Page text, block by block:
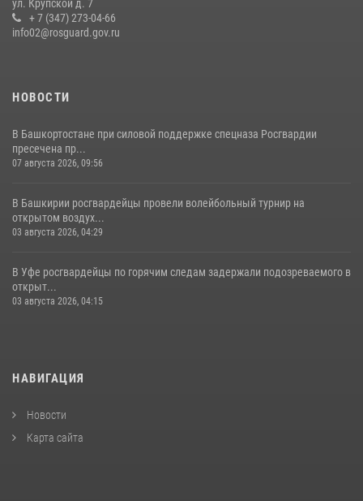
Росгвардейцы Башкортостана обеспечили правопорядок и
выступили на празднике в честь Дня ВДВ
ул. Крупской д. 7
+ 7 (347) 273-04-66
info02@rosguard.gov.ru
НОВОСТИ
В Башкортостане при силовой поддержке спецназа Росгвардии
пресечена пр...
07 августа 2026, 09:56
В Башкирии росгвардейцы провели волейбольный турнир на
открытом воздух...
03 августа 2026, 04:29
В Уфе росгвардейцы по горячим следам задержали подозреваемого в
открыт...
03 августа 2026, 04:15
НАВИГАЦИЯ
Новости
Карта сайта